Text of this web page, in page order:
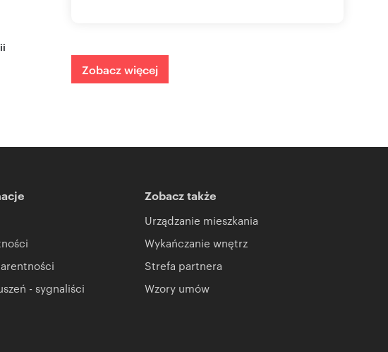
Zobacz więcej
- sygnaliści
Zobacz także
Urządzanie mieszkania
Wykańczanie wnętrz
Strefa partnera
Wzory umów